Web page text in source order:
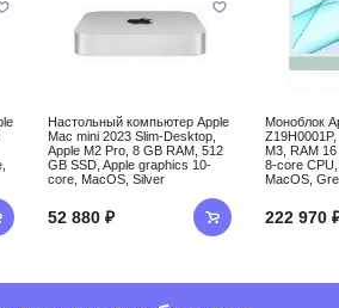
Настольный компьютер Apple
Mac mini 2023 Slim-Desktop,
Apple M2 Pro, 8 GB RAM, 512
GB SSD, Apple graphics 10-
core, MacOS, Silver
52 880 ₽
Моноблок
M3, RAM
8-core
MacOS,
222 970